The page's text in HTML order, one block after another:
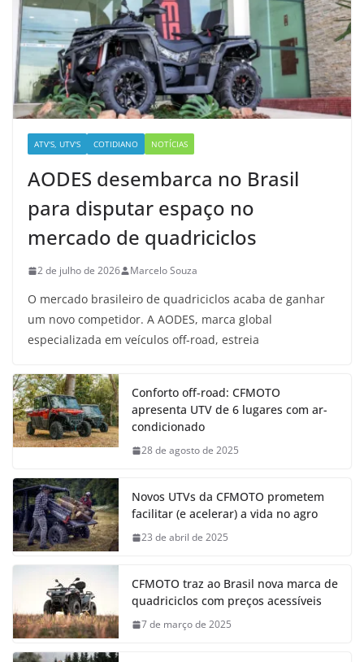
ATV'S, UTV'S COTIDIANO NOTÍCIAS
AODES desembarca no Brasil
para disputar espaço no
mercado de quadriciclos
2 de julho de 2026 Marcelo Souza
O mercado brasileiro de quadriciclos acaba de ganhar
um novo competidor. A AODES, marca global
especializada em veículos off-road, estreia
Conforto off-road: CFMOTO
apresenta UTV de 6 lugares com ar-
condicionado
28 de agosto de 2025
Novos UTVs da CFMOTO prometem
facilitar (e acelerar) a vida no agro
23 de abril de 2025
CFMOTO traz ao Brasil nova marca de
quadriciclos com preços acessíveis
7 de março de 2025